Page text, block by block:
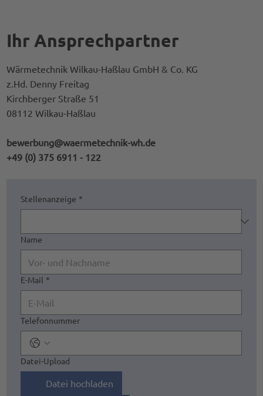
Stellenanzeige *
Name
E-Mail *
Telefonnummer
Datei-Upload
Datei hochladen
Ihr Ansprechpartner
Wärmetechnik Wilkau-Haßlau GmbH & Co. KG
z.Hd. Denny Freitag
Kirchberger Straße 51
08112 Wilkau-Haßlau
bewerbung@waermetechnik-wh.de
+49 (0) 375 6911 - 122